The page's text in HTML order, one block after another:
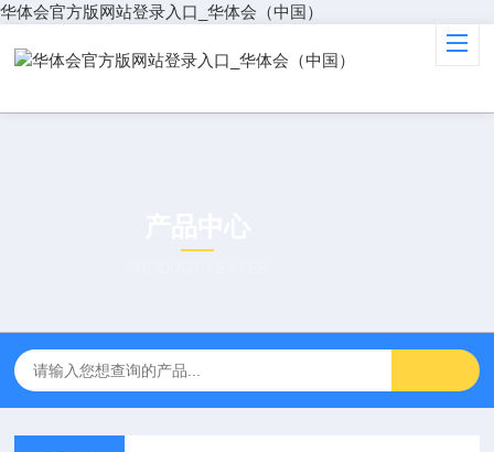
华体会官方版网站登录入口_华体会（中国）